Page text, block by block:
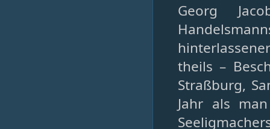
Georg
theils –
Straßburg,
Jahr als